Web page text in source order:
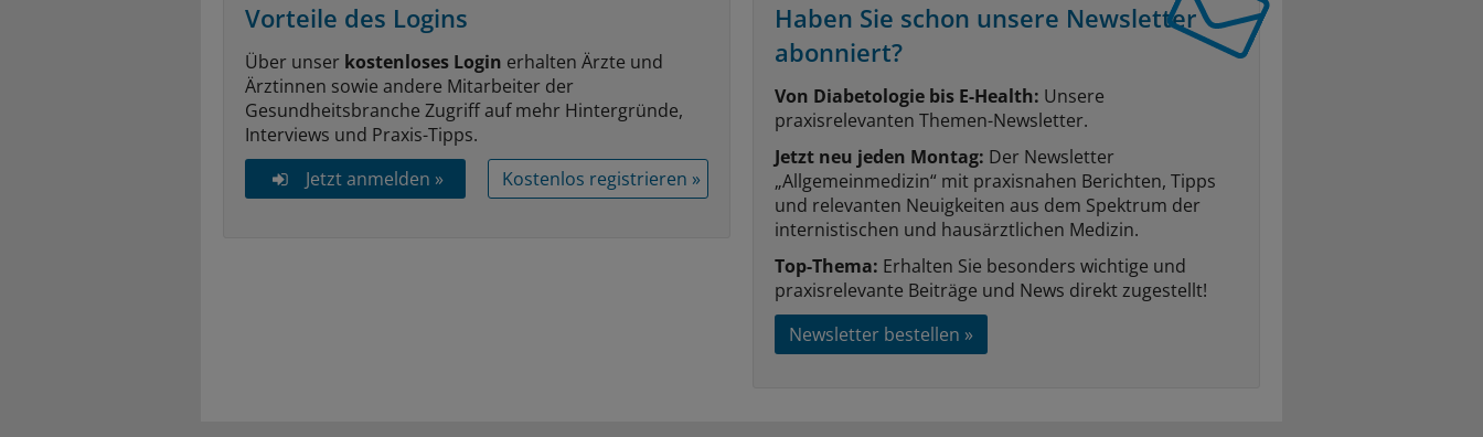
Vorteile des Logins
Über unser kostenloses Login erhalten Ärzte und
Ärztinnen sowie andere Mitarbeiter der
Gesundheitsbranche Zugriff auf mehr Hintergründe,
Interviews und Praxis-Tipps.
Jetzt anmelden »
Kostenlos registrieren »
Haben Sie schon unsere Newsletter
abonniert?
Von Diabetologie bis E-Health: Unsere
praxisrelevanten Themen-Newsletter.
Jetzt neu jeden Montag: Der Newsletter
„Allgemeinmedizin“ mit praxisnahen Berichten, Tipps
und relevanten Neuigkeiten aus dem Spektrum der
internistischen und hausärztlichen Medizin.
Top-Thema: Erhalten Sie besonders wichtige und
praxisrelevante Beiträge und News direkt zugestellt!
Newsletter bestellen »